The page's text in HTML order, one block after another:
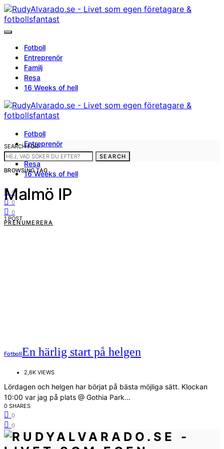
Fotboll
Entreprenör
Familj
Resa
16 Weeks of hell
Fotboll
Entreprenör
Familj
Resa
16 Weeks of hell
0
0
0
PRENUMERERA
SEARCH FOR:
SEARCH
BROWSING TAG
Malmö IP
1 POST
FotbollEn härlig start på helgen
2,6K VIEWS
Lördagen och helgen har börjat på bästa möjliga sätt. Klockan
10:00 var jag på plats @ Gothia Park…
0 SHARES
0
0